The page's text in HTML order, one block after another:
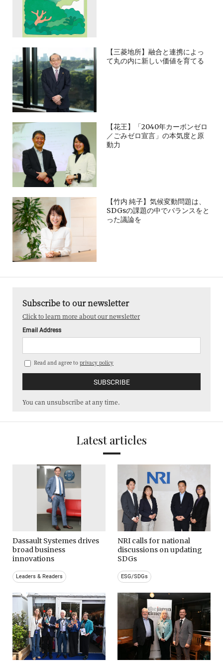
【三菱地所】融合と連携によっ
て丸の内に新しい価値を育てる
【花王】「2040年カーボンゼロ
／ごみゼロ宣言」の本気度と原
動力
【竹内 純子】気候変動問題は、
SDGsの課題の中でバランスをと
った議論を
Subscribe to our newsletter
Click to learn more about our newsletter
Email Address
Read and agree to privacy policy
You can unsubscribe at any time.
Latest articles
Dassault Systemes drives
broad business
innovations
Leaders & Readers
NRI calls for national
discussions on updating
SDGs
ESG/SDGs